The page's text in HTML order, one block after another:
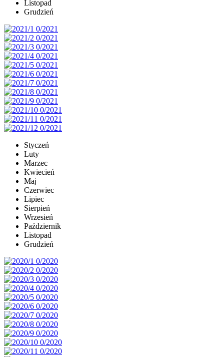
Listopad
Grudzień
Styczeń
Luty
Marzec
Kwiecień
Maj
Czerwiec
Lipiec
Sierpień
Wrzesień
Październik
Listopad
Grudzień